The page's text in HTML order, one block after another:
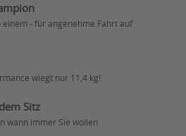
einem - für angenehme Fahrt auf
wiegt nur 11,4 kg!
Sitz
wann immer Sie wollen